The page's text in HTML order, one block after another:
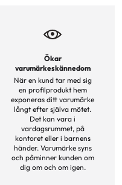
Ökar
varumärkeskännedom
När en kund tar med sig
en profilprodukt hem
exponeras ditt varumärke
långt efter själva mötet.
Det kan vara i
vardagsrummet, på
kontoret eller i barnens
händer. Varumärke syns
och påminner kunden om
dig om och om igen.